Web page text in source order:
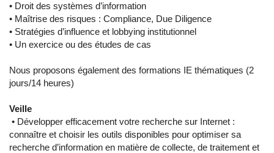
• Droit des systèmes d’information
• Maîtrise des risques : Compliance, Due Diligence
• Stratégies d’influence et lobbying institutionnel
• Un exercice ou des études de cas
Nous proposons également des formations IE thématiques (2
jours/14 heures)
Veille
• Développer efficacement votre recherche sur Internet :
connaître et choisir les outils disponibles pour optimiser sa
recherche d’information en matière de collecte, de traitement et